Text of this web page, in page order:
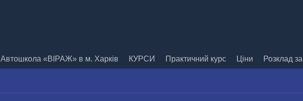
Автошкола «ВІРАЖ» в м. Харків КУРСИ Практичний курс Ціни Розклад